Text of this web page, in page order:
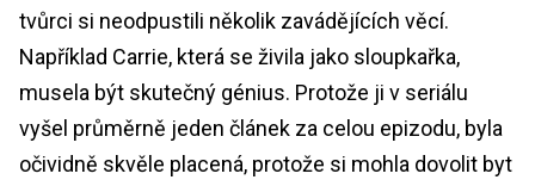
tvůrci si neodpustili několik zavádějících věcí.
Například Carrie, která se živila jako sloupkařka,
musela být skutečný génius. Protože ji v seriálu
vyšel průměrně jeden článek za celou epizodu, byla
očividně skvěle placená, protože si mohla dovolit byt